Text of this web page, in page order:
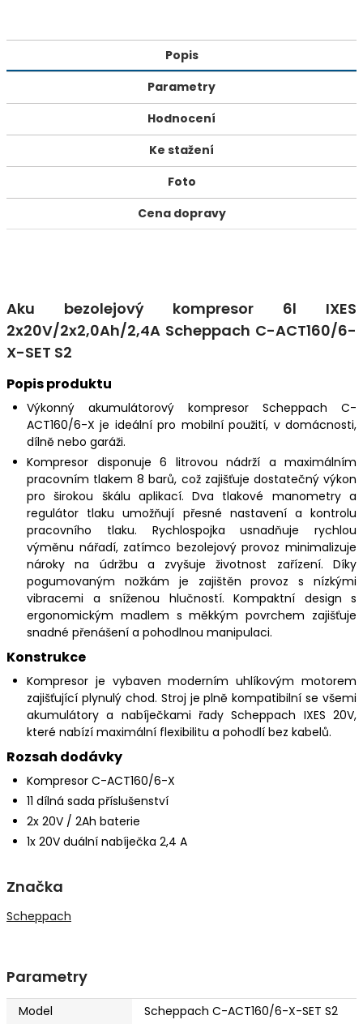
Popis
Parametry
Hodnocení
Ke stažení
Foto
Cena dopravy
Aku bezolejový kompresor 6l IXES
2x20V/2x2,0Ah/2,4A Scheppach C-ACT160/6-
X-SET S2
Popis produktu
Výkonný akumulátorový kompresor Scheppach C-
ACT160/6-X je ideální pro mobilní použití, v domácnosti,
dílně nebo garáži.
Kompresor disponuje 6 litrovou nádrží a maximálním
pracovním tlakem 8 barů, což zajišťuje dostatečný výkon
pro širokou škálu aplikací. Dva tlakové manometry a
regulátor tlaku umožňují přesné nastavení a kontrolu
pracovního tlaku. Rychlospojka usnadňuje rychlou
výměnu nářadí, zatímco bezolejový provoz minimalizuje
nároky na údržbu a zvyšuje životnost zařízení. Díky
pogumovaným nožkám je zajištěn provoz s nízkými
vibracemi a sníženou hlučností. Kompaktní design s
ergonomickým madlem s měkkým povrchem zajišťuje
snadné přenášení a pohodlnou manipulaci.
Konstrukce
Kompresor je vybaven moderním uhlíkovým motorem
zajišťující plynulý chod. Stroj je plně kompatibilní se všemi
akumulátory a nabíječkami řady Scheppach IXES 20V,
které nabízí maximální flexibilitu a pohodlí bez kabelů.
Rozsah dodávky
Kompresor C-ACT160/6-X
11 dílná sada příslušenství
2x 20V / 2Ah baterie
1x 20V duální nabíječka 2,4 A
Značka
Scheppach
Parametry
Model
Scheppach C-ACT160/6-X-SET S2